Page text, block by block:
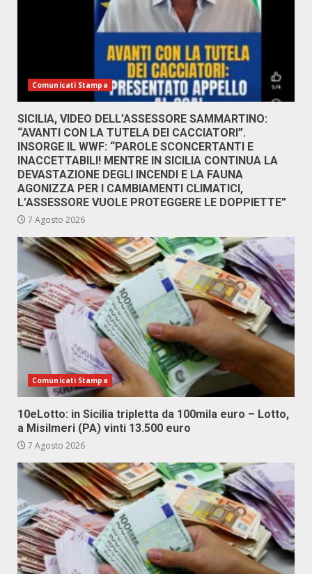
Comunicati Stampa
SICILIA, VIDEO DELL’ASSESSORE SAMMARTINO:
“AVANTI CON LA TUTELA DEI CACCIATORI”.
INSORGE IL WWF: “PAROLE SCONCERTANTI E
INACCETTABILI! MENTRE IN SICILIA CONTINUA LA
DEVASTAZIONE DEGLI INCENDI E LA FAUNA
AGONIZZA PER I CAMBIAMENTI CLIMATICI,
L’ASSESSORE VUOLE PROTEGGERE LE DOPPIETTE”
7 Agosto 2026
Comunicati Stampa
10eLotto: in Sicilia tripletta da 100mila euro – Lotto,
a Misilmeri (PA) vinti 13.500 euro
7 Agosto 2026